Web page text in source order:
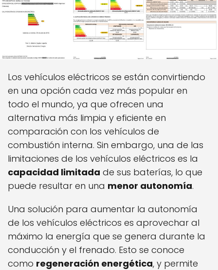
Los vehículos eléctricos se están convirtiendo
en una opción cada vez más popular en
todo el mundo, ya que ofrecen una
alternativa más limpia y eficiente en
comparación con los vehículos de
combustión interna. Sin embargo, una de las
limitaciones de los vehículos eléctricos es la
capacidad limitada de sus baterías, lo que
puede resultar en una menor autonomía.
Una solución para aumentar la autonomía
de los vehículos eléctricos es aprovechar al
máximo la energía que se genera durante la
conducción y el frenado. Esto se conoce
como regeneración energética, y permite